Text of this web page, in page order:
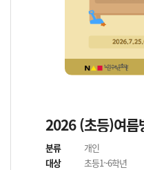
2026 (초등)여름
분류
개인
대상
초등1~6학년